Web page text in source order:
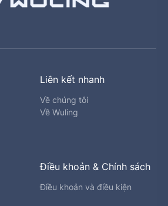
Liên kết nhanh
Về chúng tôi
Về Wuling
Điều khoản & Chính sách
Điều khoản và điều kiện